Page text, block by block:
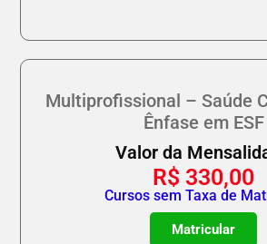
Multiprofissional – Saúde
Ênfase em ESF
Valor da
R$ 330,00
Cursos sem Taxa de
Matricular